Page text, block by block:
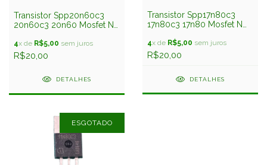
Transistor Spp20n60c3
20n60c3 20n60 Mosfet N
Infineon
4x de R$5,00 sem juros
R$20,00
DETALHES
Transistor Spp17n80c3
17n80c3 17n80 Mosfet N
Infineon
4x de R$5,00 sem juros
R$20,00
DETALHES
ESGOTADO